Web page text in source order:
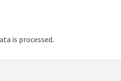
is processed.